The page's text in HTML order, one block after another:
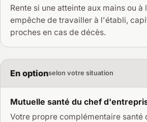
Rente si une atteinte aux mains ou à
empêche de travailler à l'établi,
proches en cas de décès.
En optionselon votre situation
Mutuelle santé du chef
Votre propre complémentaire santé